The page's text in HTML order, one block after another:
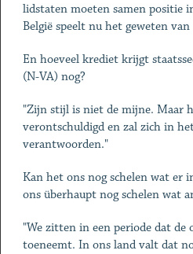
lidstaten moeten samen positie
België speelt nu het geweten van
En hoeveel krediet krijgt
(N-VA) nog?
"Zijn stijl is niet de mijne. Maar
verontschuldigd en zal zich in
verantwoorden."
Kan het ons nog schelen wat er
ons überhaupt nog schelen wat
"We zitten in een periode dat de
toeneemt. In ons land valt dat